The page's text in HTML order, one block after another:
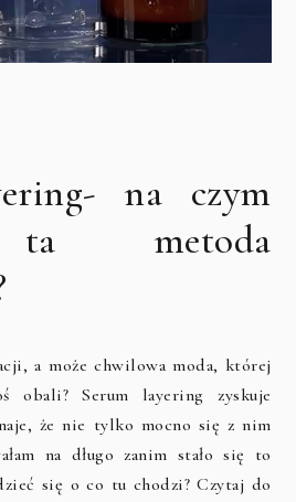
na czym
ta metoda
a może chwilowa moda, której
obali? Serum layering zyskuje
że nie tylko mocno się z nim
na długo zanim stało się to
się o co tu chodzi? Czytaj do